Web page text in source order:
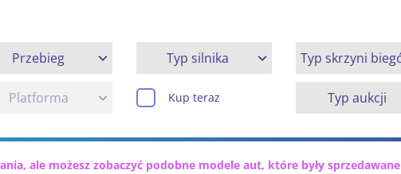
Przebieg Typ silnika Typ skrzyni
Platforma Kup teraz Typ aukcji
ale możesz zobaczyć podobne modele aut, które były